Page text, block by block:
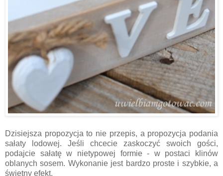
Dzisiejsza propozycja to nie przepis, a propozycja podania
sałaty lodowej. Jeśli chcecie zaskoczyć swoich gości,
podajcie sałatę w nietypowej formie - w postaci klinów
oblanych sosem. Wykonanie jest bardzo proste i szybkie, a
świetny efekt.